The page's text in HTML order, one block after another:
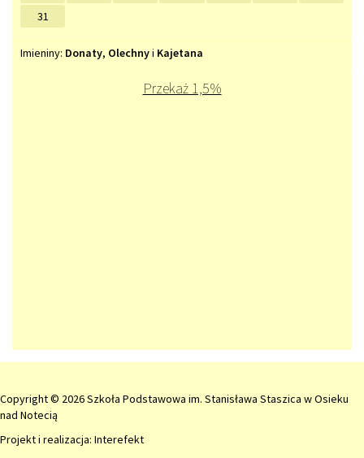
31
Imieniny
Imieniny: Donaty, Olechnyi Kajetana
Przekaż 1,5%
Copyright © 2026 Szkoła Podstawowa im. Stanisława Staszica w Osieku
nad Notecią
Projekt i realizacja: Interefekt